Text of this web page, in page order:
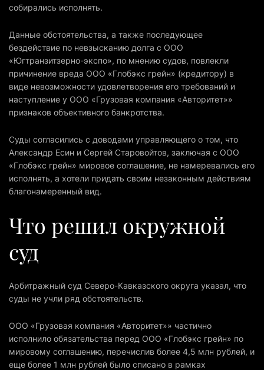
собирались исполнять.
Данные обстоятельства, а также последующее
бездействие по невзысканию долга с ООО
«Югтранзитзерно-экспо», по мнению судов, повлекли
причинение вреда ООО «Глобэкс грейн» (кредитору) в
виде невозможности удовлетворения его требований и
наступление у ООО «Грузовая компания «Авторитет»»
признаков объективного банкротства.
Суды согласились с доводами управляющего о том, что
Александр Есин и Сергей Старовойтов, заключая с ООО
«Глобэкс грейн» мировое соглашение, не намеревались его
исполнять, а хотели придать своим незаконным действиям
благонамеренный вид.
Что решил окружной
суд
Арбитражный суд Северо-Кавказского округа указал, что
суды не учли ряд обстоятельств.
ООО «Грузовая компания «Авторитет»» частично
исполнило обязательства перед ООО «Глобэкс грейн» по
мировому соглашению, перечислив более 4,5 млн рублей, и
еще более 1 млн рублей было списано в рамках